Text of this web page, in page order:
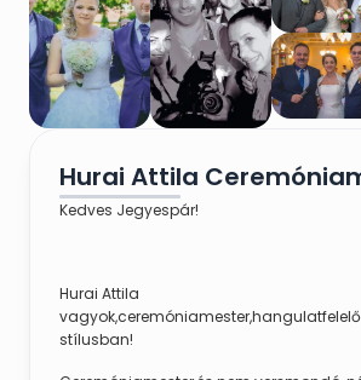
Hurai Attila
Kedves Jegyespár!
Hurai Attila
stílusban!